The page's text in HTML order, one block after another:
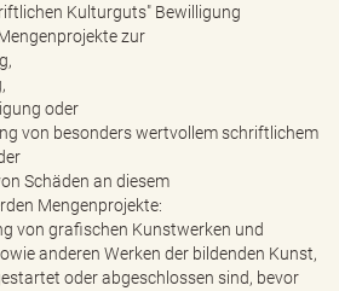
Kulturguts" Bewilligung
zur
oder
von besonders wertvollem schriftlichem
Schäden an diesem
Mengenprojekte:
von grafischen Kunstwerken und
anderen Werken der bildenden Kunst,
oder abgeschlossen sind, bevor